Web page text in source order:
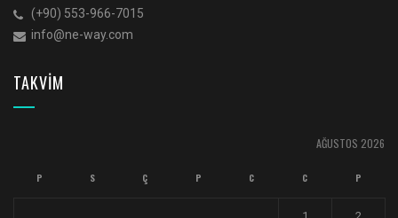
(+90) 553-966-7015
info@ne-way.com
TAKVİM
AĞUSTOS 2026
P S Ç P C C P